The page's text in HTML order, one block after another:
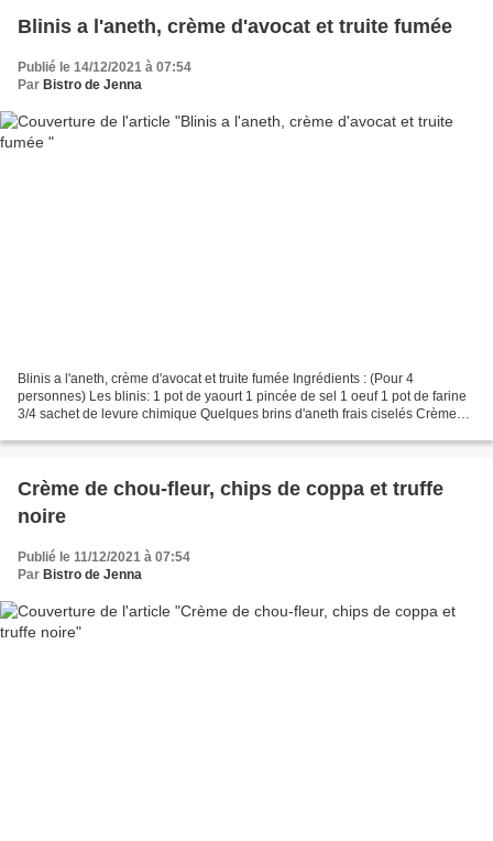
Blinis a l'aneth, crème d'avocat et truite fumée
Publié le 14/12/2021 à 07:54
Par Bistro de Jenna
Blinis a l'aneth, crème d'avocat et truite fumée Ingrédients : (Pour 4
personnes) Les blinis: 1 pot de yaourt 1 pincée de sel 1 oeuf 1 pot de farine
3/4 sachet de levure chimique Quelques brins d'aneth frais ciselés Crème
Crème de chou-fleur, chips de coppa et truffe
noire
Publié le 11/12/2021 à 07:54
Par Bistro de Jenna